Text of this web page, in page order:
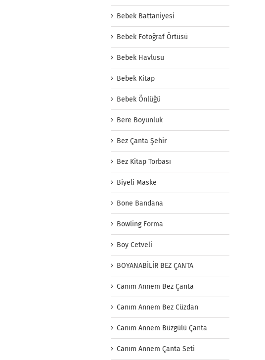
Bebek Battaniyesi
Bebek Fotoğraf Örtüsü
Bebek Havlusu
Bebek Kitap
Bebek Önlüğü
Bere Boyunluk
Bez Çanta Şehir
Bez Kitap Torbası
Biyeli Maske
Bone Bandana
Bowling Forma
Boy Cetveli
BOYANABİLİR BEZ ÇANTA
Canım Annem Bez Çanta
Canım Annem Bez Cüzdan
Canım Annem Büzgülü Çanta
Canım Annem Çanta Seti